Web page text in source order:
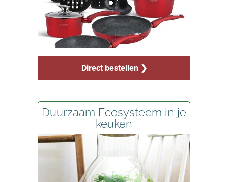
Direct bestellen ❯
Duurzaam Ecosysteem in je
keuken